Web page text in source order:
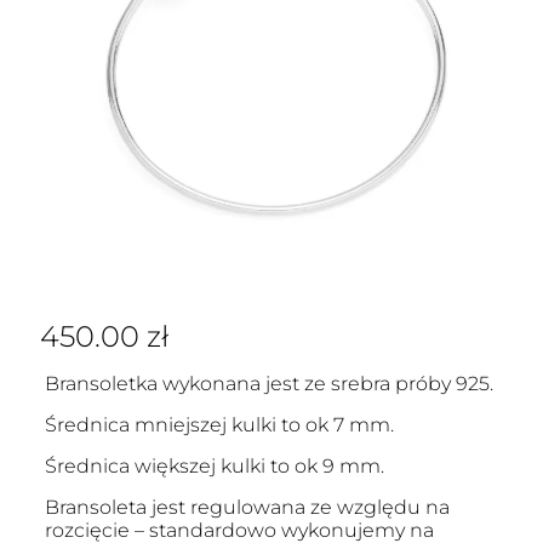
450.00 zł
Bransoletka wykonana jest ze srebra próby 925.
Średnica mniejszej kulki to ok 7 mm.
Średnica większej kulki to ok 9 mm.
Bransoleta jest regulowana ze względu na
rozcięcie – standardowo wykonujemy na